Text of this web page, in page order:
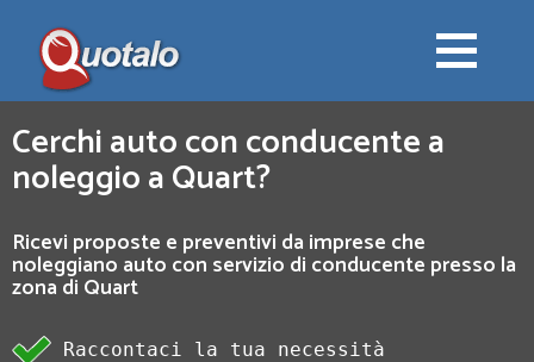
Cerchi auto con conducente a
noleggio a Quart?
Ricevi proposte e preventivi da imprese che
noleggiano auto con servizio di conducente presso la
zona di Quart
Raccontaci la tua necessità